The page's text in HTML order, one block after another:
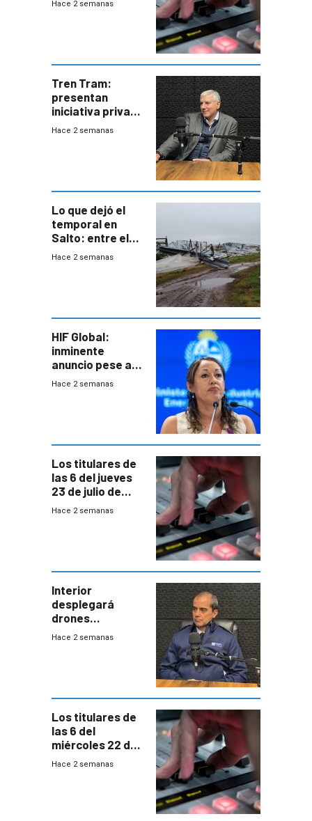
Hace 2 semanas
Tren Tram:
presentan
iniciativa privada
para una red de
Hace 2 semanas
Lo que dejó el
temporal en
Salto: entre el
impacto
Hace 2 semanas
HIF Global:
inminente
anuncio pese a
declaración de
gobierno
Hace 2 semanas
Los titulares de
las 6 del jueves
23 de julio de
2026
Hace 2 semanas
Interior
desplegará
drones
autónomos para
Hace 2 semanas
Los titulares de
las 6 del
miércoles 22 de
julio de 2026
Hace 2 semanas